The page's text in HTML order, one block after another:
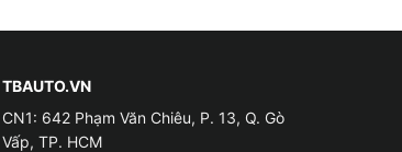
TBAUTO.VN
CN1: 642 Phạm Văn Chiêu, P. 13, Q. Gò
Vấp, TP. HCM